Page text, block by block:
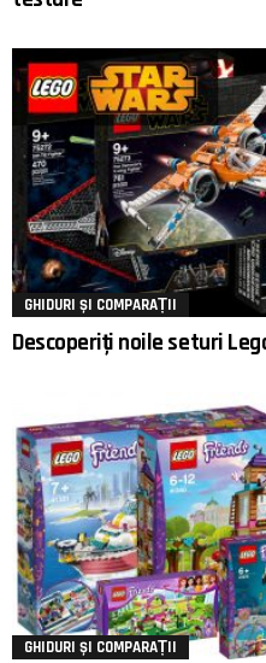
GHIDURI ȘI COMPARAȚII
Descoperiți noile seturi
GHIDURI ȘI COMPARAȚII